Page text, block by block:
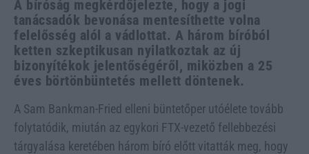
A bíróság megkérdőjelezte, hogy a jogi
tanácsadók bevonása mentesíthette volna
felelősség alól a vádlottat. A három bíróból
ketten szkeptikusan nyilatkoztak az új
bizonyítékok jelentőségéről, miközben a 25
éves börtönbüntetés mellett döntenek.
A Sam Bankman-Fried elleni büntetőper utóélete tovább
folytatódik, miután az egykori FTX-vezető fellebbezési
tárgyalása keretében három bíró előtt vitatták meg, hogy